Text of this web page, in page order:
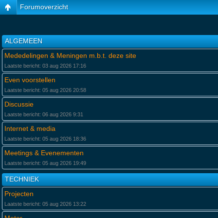
Forumoverzicht
ALGEMEEN
Mededelingen & Meningen m.b.t. deze site
Laatste bericht: 03 aug 2026 17:16
Even voorstellen
Laatste bericht: 05 aug 2026 20:58
Discussie
Laatste bericht: 06 aug 2026 9:31
Internet & media
Laatste bericht: 05 aug 2026 18:36
Meetings & Evenementen
Laatste bericht: 05 aug 2026 19:49
TECHNIEK
Projecten
Laatste bericht: 05 aug 2026 13:22